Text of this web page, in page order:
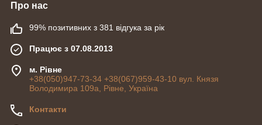
Про нас
99% позитивних з 381 відгука за рік
Працює з 07.08.2013
м. Рівне
+38(050)947-73-34 +38(067)959-43-10 вул. Князя
Володимира 109а, Рівне, Україна
Контакти